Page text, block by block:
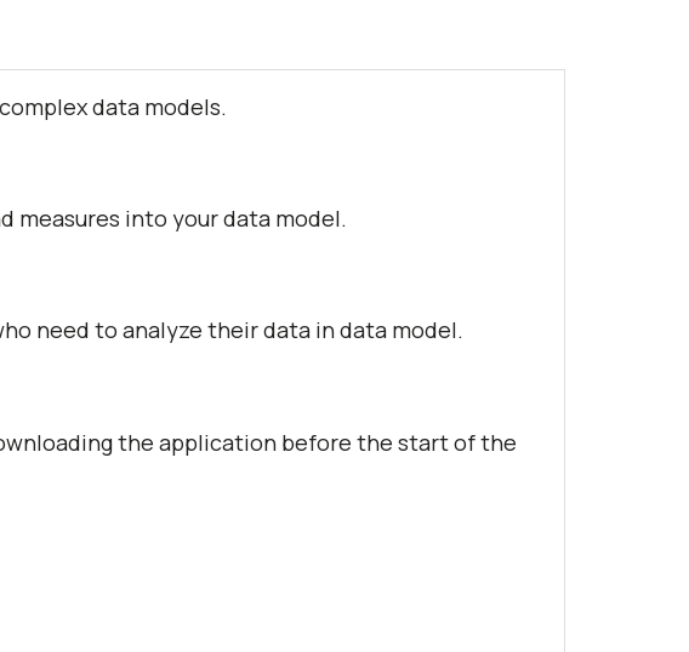
data models.
measures into your data model.
need to analyze their data in data model.
the application before the start of the